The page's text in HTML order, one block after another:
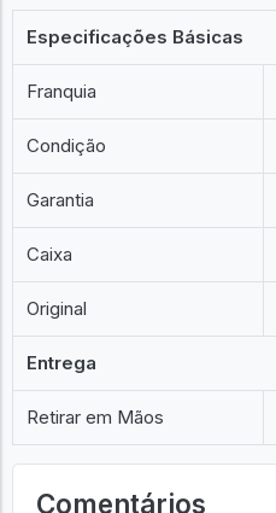
Especificações Básicas
Franquia
Condição
Garantia
Caixa
Original
Entrega
Retirar em Mãos
Comentários